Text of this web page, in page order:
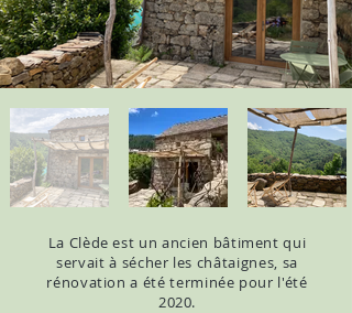
La Clède est un ancien bâtiment qui
servait à sécher les châtaignes, sa
rénovation a été terminée pour l'été
2020.